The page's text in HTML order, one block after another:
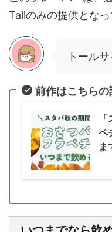
Tallのみの提供となっ
トール
前作はこちら
ペ
ま